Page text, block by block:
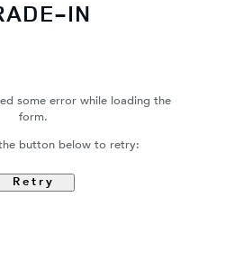
IN
some error while loading the
form.
button below to retry:
Retry